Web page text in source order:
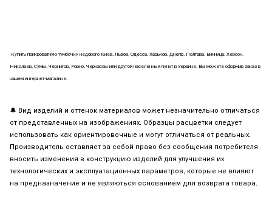
Купить прикроватную тумбочку недорого Киев, Львов, Одесса, Харьков, Днепр, Полтава, Винница, Херсон,
Николаев, Сумы, Чернигов, Ровно, Черкассы или другой населенный пункт в Украине, Вы можете оформив заказ в
нашем интернет-магазине.
🔔 Вид изделий и оттенок материалов может незначительно отличаться
от представленных на изображениях. Образцы расцветки следует
использовать как ориентировочные и могут отличаться от реальных.
Производитель оставляет за собой право без сообщения потребителя
вносить изменения в конструкцию изделий для улучшения их
технологических и эксплуатационных параметров, которые не влияют
на предназначение и не являються основанием для возврата товара.